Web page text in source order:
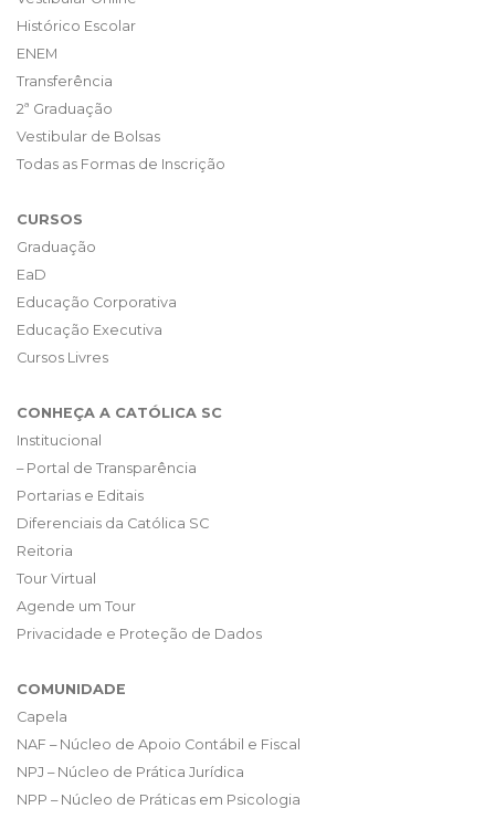
Histórico Escolar
ENEM
Transferência
2ª Graduação
Vestibular de Bolsas
Todas as Formas de Inscrição
CURSOS
Graduação
EaD
Educação Corporativa
Educação Executiva
Cursos Livres
CONHEÇA A CATÓLICA SC
Institucional
– Portal de Transparência
Portarias e Editais
Diferenciais da Católica SC
Reitoria
Tour Virtual
Agende um Tour
Privacidade e Proteção de Dados
COMUNIDADE
Capela
NAF – Núcleo de Apoio Contábil e Fiscal
NPJ – Núcleo de Prática Jurídica
NPP – Núcleo de Práticas em Psicologia